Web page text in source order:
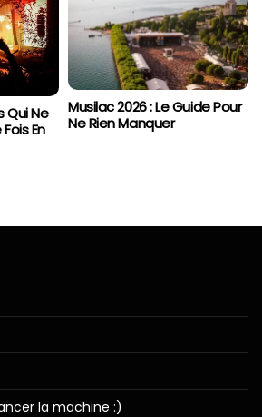
Qui Ne
En
Musilac 2026 : Le Guide Pour
Ne Rien Manquer
la machine :)